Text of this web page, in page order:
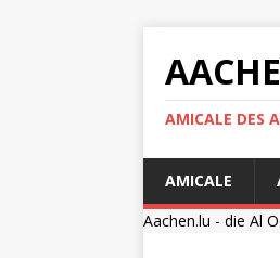
AMICALE DES
AMICALE
Aachen.lu - die Al